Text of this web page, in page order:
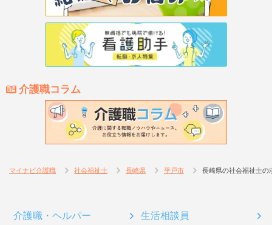
介護職コラム
マイナビ介護職 社会福祉士 長崎県 平戸市 長崎県の社会福祉士の
介護職・ヘルパー 生活相談員